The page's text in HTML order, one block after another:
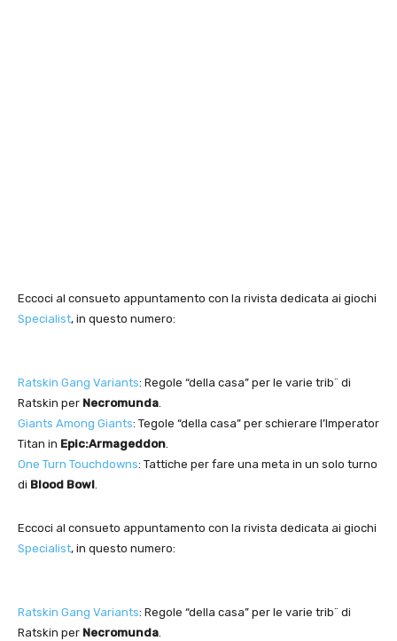
Eccoci al consueto appuntamento con la rivista dedicata ai giochi
Specialist, in questo numero:
Ratskin Gang Variants: Regole “della casa” per le varie trib¨ di
Ratskin per Necromunda.
Giants Among Giants: Tegole “della casa” per schierare l’Imperator
Titan in Epic:Armageddon.
One Turn Touchdowns: Tattiche per fare una meta in un solo turno
di Blood Bowl.
Eccoci al consueto appuntamento con la rivista dedicata ai giochi
Specialist, in questo numero:
Ratskin Gang Variants: Regole “della casa” per le varie trib¨ di
Ratskin per Necromunda.